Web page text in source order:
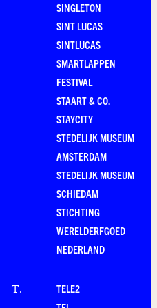
SINGLETON
SINT LUCAS
SINTLUCAS
SMARTLAPPEN
FESTIVAL
STAART & CO.
STAYCITY
STEDELIJK MUSEUM
AMSTERDAM
STEDELIJK MUSEUM
SCHIEDAM
STICHTING
WERELDERFGOED
NEDERLAND
T.
TELE2